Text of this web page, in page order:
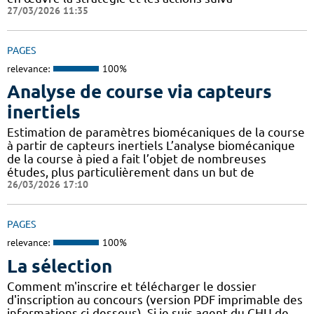
27/03/2026 11:35
PAGES
relevance: 100%
Analyse de course via capteurs
inertiels
Estimation de paramètres biomécaniques de la course
à partir de capteurs inertiels L’analyse biomécanique
de la course à pied a fait l’objet de nombreuses
études, plus particulièrement dans un but de
26/03/2026 17:10
PAGES
relevance: 100%
La sélection
Comment m'inscrire et télécharger le dossier
d'inscription au concours (version PDF imprimable des